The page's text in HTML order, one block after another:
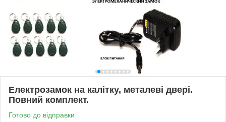
Електрозамок на калітку, металеві двері.
Повний комплект.
Готово до відправки